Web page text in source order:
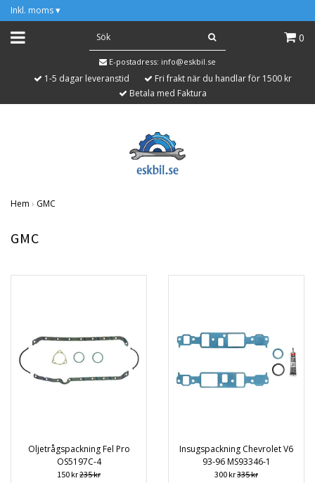
Inkl. moms ▾
0
E-postadress: info@eskbil.se
1-5 dagar leveranstid
Fri frakt när du handlar för 1500 kr
Betala med Faktura
Hem › GMC
GMC
Oljetrågspackning Fel Pro
OS5197C-4
150 kr235 kr
Insugspackning Chevrolet V6
93-96 MS93346-1
300 kr335 kr